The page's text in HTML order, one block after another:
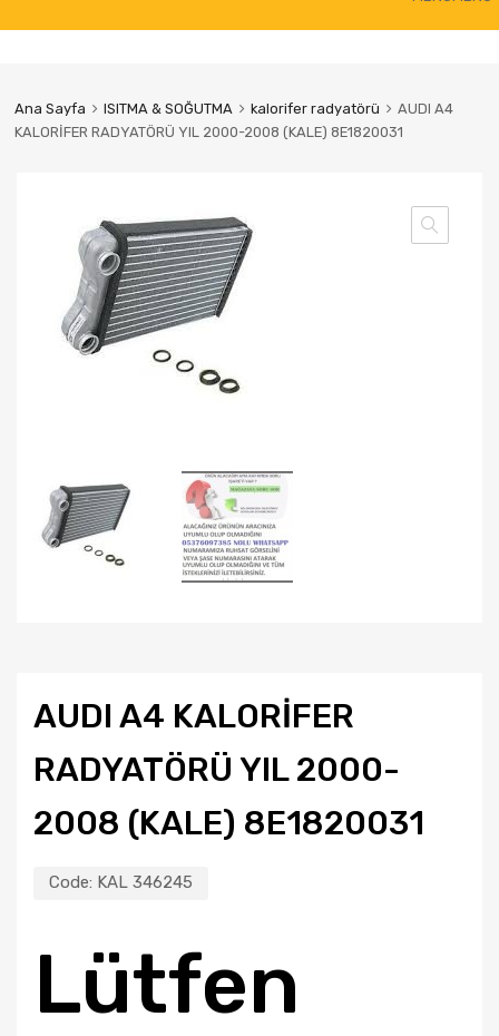
content
Ana Sayfa ISITMA & SOĞUTMA kalorifer radyatörü
AUDI A4
KALORİFER RADYATÖRÜ YIL 2000-2008 (KALE) 8E1820031
AUDI A4 KALORİFER
RADYATÖRÜ YIL 2000-
2008 (KALE) 8E1820031
Code: KAL 346245
Lütfen